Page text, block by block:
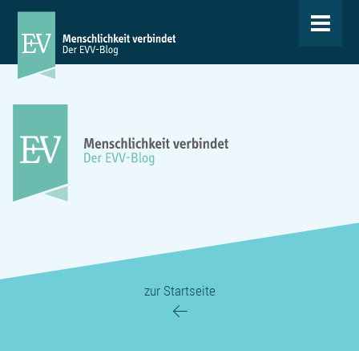
Toggle
zur Startseite